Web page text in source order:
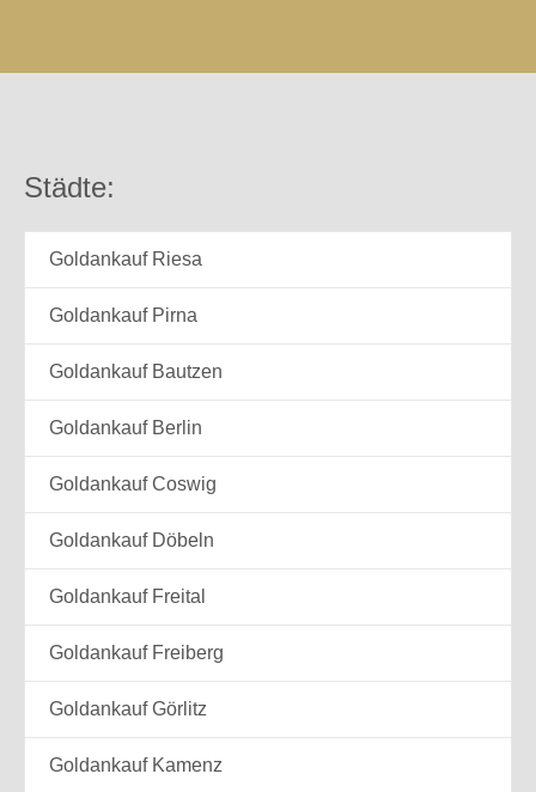
Städte:
Goldankauf Riesa
Goldankauf Pirna
Goldankauf Bautzen
Goldankauf Berlin
Goldankauf Coswig
Goldankauf Döbeln
Goldankauf Freital
Goldankauf Freiberg
Goldankauf Görlitz
Goldankauf Kamenz